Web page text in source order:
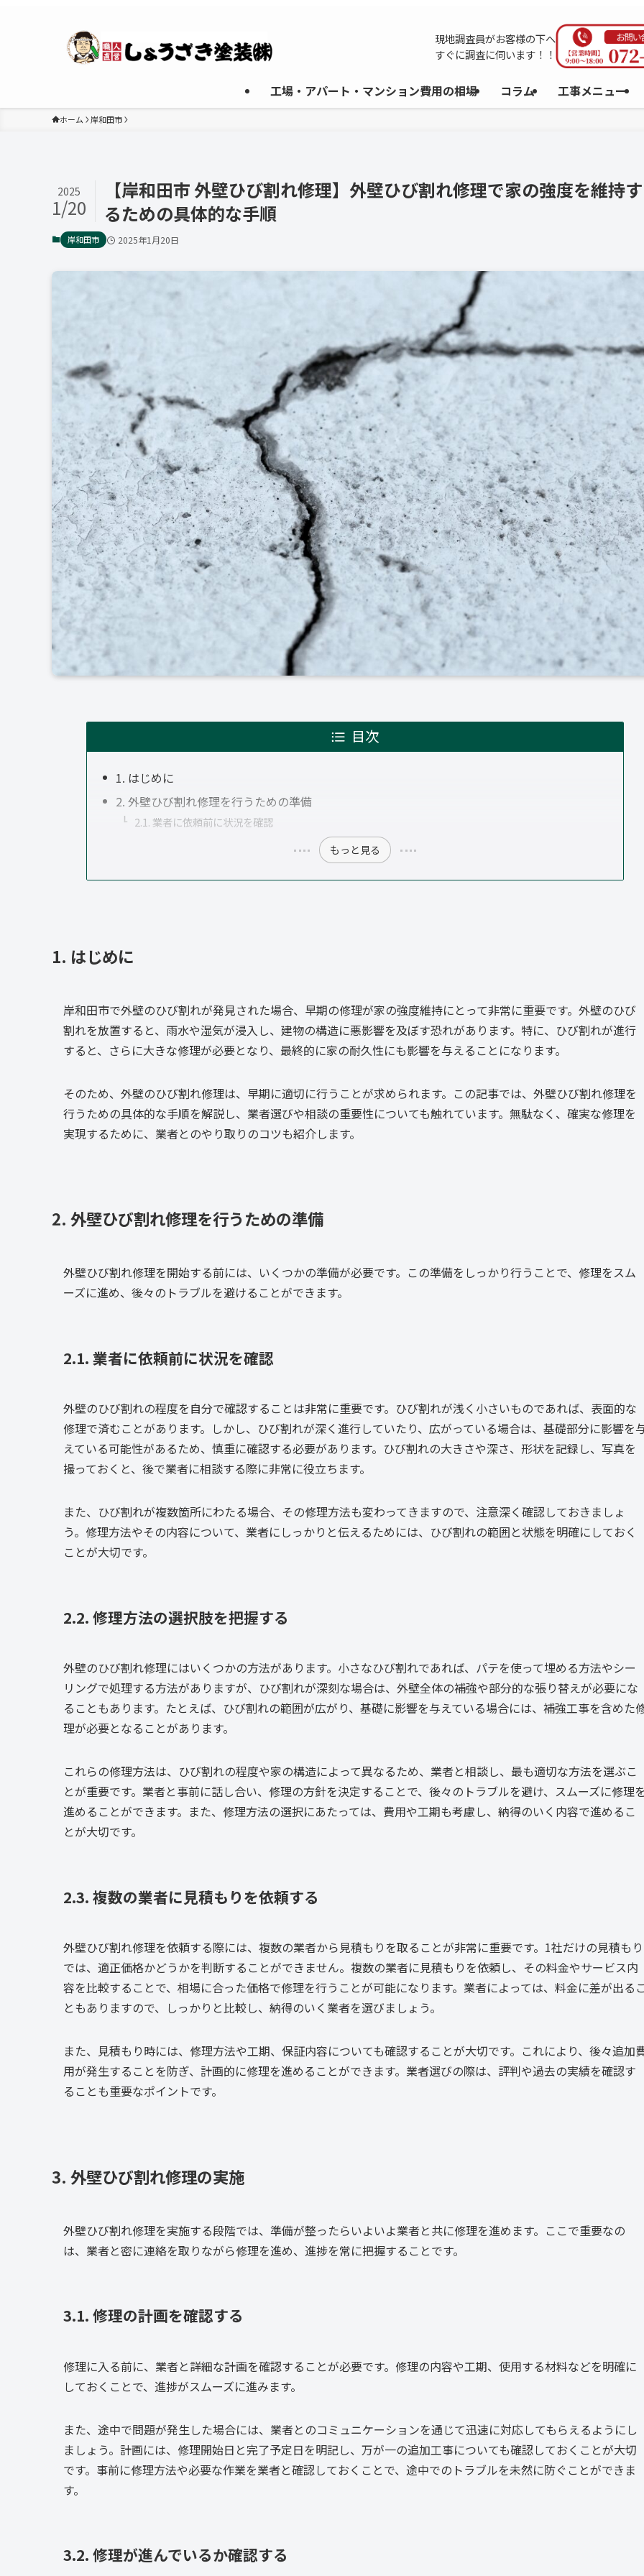
工場・アパート・マンション費用の相場 コラム 工事メニュー
現地調査員がお客様の下へ
すぐに調査に伺います！！
ホーム 岸和田市
【岸和田市 外壁ひび割れ修理】外壁ひび割れ修理で家の強度を維持す
るための具体的な手順
2025
1/20
岸和田市 2025年1月20日
目次
1. はじめに
2. 外壁ひび割れ修理を行うための準備
2.1. 業者に依頼前に状況を確認
もっと見る
1. はじめに
岸和田市で外壁のひび割れが発見された場合、早期の修理が家の強度維持にとって非常に重要です。外壁のひび
割れを放置すると、雨水や湿気が浸入し、建物の構造に悪影響を及ぼす恐れがあります。特に、ひび割れが進行
すると、さらに大きな修理が必要となり、最終的に家の耐久性にも影響を与えることになります。
そのため、外壁のひび割れ修理は、早期に適切に行うことが求められます。この記事では、外壁ひび割れ修理を
行うための具体的な手順を解説し、業者選びや相談の重要性についても触れています。無駄なく、確実な修理を
実現するために、業者とのやり取りのコツも紹介します。
2. 外壁ひび割れ修理を行うための準備
外壁ひび割れ修理を開始する前には、いくつかの準備が必要です。この準備をしっかり行うことで、修理をスム
ーズに進め、後々のトラブルを避けることができます。
2.1. 業者に依頼前に状況を確認
外壁のひび割れの程度を自分で確認することは非常に重要です。ひび割れが浅く小さいものであれば、表面的な
修理で済むことがあります。しかし、ひび割れが深く進行していたり、広がっている場合は、基礎部分に影響を
えている可能性があるため、慎重に確認する必要があります。ひび割れの大きさや深さ、形状を記録し、写真を
撮っておくと、後で業者に相談する際に非常に役立ちます。
また、ひび割れが複数箇所にわたる場合、その修理方法も変わってきますので、注意深く確認しておきましょ
う。修理方法やその内容について、業者にしっかりと伝えるためには、ひび割れの範囲と状態を明確にしておく
ことが大切です。
2.2. 修理方法の選択肢を把握する
外壁のひび割れ修理にはいくつかの方法があります。小さなひび割れであれば、パテを使って埋める方法やシー
リングで処理する方法がありますが、ひび割れが深刻な場合は、外壁全体の補強や部分的な張り替えが必要にな
ることもあります。たとえば、ひび割れの範囲が広がり、基礎に影響を与えている場合には、補強工事を含めた
理が必要となることがあります。
これらの修理方法は、ひび割れの程度や家の構造によって異なるため、業者と相談し、最も適切な方法を選ぶこ
とが重要です。業者と事前に話し合い、修理の方針を決定することで、後々のトラブルを避け、スムーズに修理
進めることができます。また、修理方法の選択にあたっては、費用や工期も考慮し、納得のいく内容で進めるこ
とが大切です。
2.3. 複数の業者に見積もりを依頼する
外壁ひび割れ修理を依頼する際には、複数の業者から見積もりを取ることが非常に重要です。1社だけの見積もり
では、適正価格かどうかを判断することができません。複数の業者に見積もりを依頼し、その料金やサービス内
容を比較することで、相場に合った価格で修理を行うことが可能になります。業者によっては、料金に差が出る
ともありますので、しっかりと比較し、納得のいく業者を選びましょう。
また、見積もり時には、修理方法や工期、保証内容についても確認することが大切です。これにより、後々追加
用が発生することを防ぎ、計画的に修理を進めることができます。業者選びの際は、評判や過去の実績を確認す
ることも重要なポイントです。
3. 外壁ひび割れ修理の実施
外壁ひび割れ修理を実施する段階では、準備が整ったらいよいよ業者と共に修理を進めます。ここで重要なの
は、業者と密に連絡を取りながら修理を進め、進捗を常に把握することです。
3.1. 修理の計画を確認する
修理に入る前に、業者と詳細な計画を確認することが必要です。修理の内容や工期、使用する材料などを明確に
しておくことで、進捗がスムーズに進みます。
また、途中で問題が発生した場合には、業者とのコミュニケーションを通じて迅速に対応してもらえるようにし
ましょう。計画には、修理開始日と完了予定日を明記し、万が一の追加工事についても確認しておくことが大切
です。事前に修理方法や必要な作業を業者と確認しておくことで、途中でのトラブルを未然に防ぐことができま
す。
3.2. 修理が進んでいるか確認する